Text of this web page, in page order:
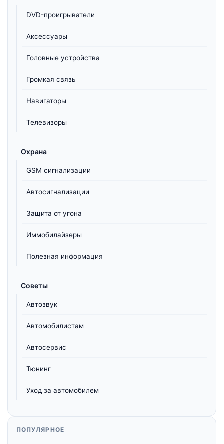
DVD-проигрыватели
Аксессуары
Головные устройства
Громкая связь
Навигаторы
Телевизоры
Охрана
GSM сигнализации
Автосигнализации
Защита от угона
Иммобилайзеры
Полезная информация
Советы
Автозвук
Автомобилистам
Автосервис
Тюнинг
Уход за автомобилем
ПОПУЛЯРНОЕ